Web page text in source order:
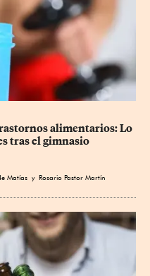
alimentarios: Lo
tras el gimnasio
Matías y Rosario Pastor Martín